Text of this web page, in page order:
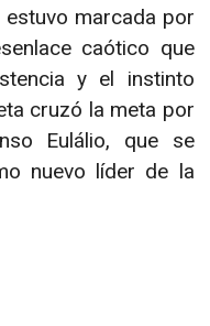
marcada por
caótico que
y el instinto
cruzó la meta por
Eulálio, que se
nuevo líder de la